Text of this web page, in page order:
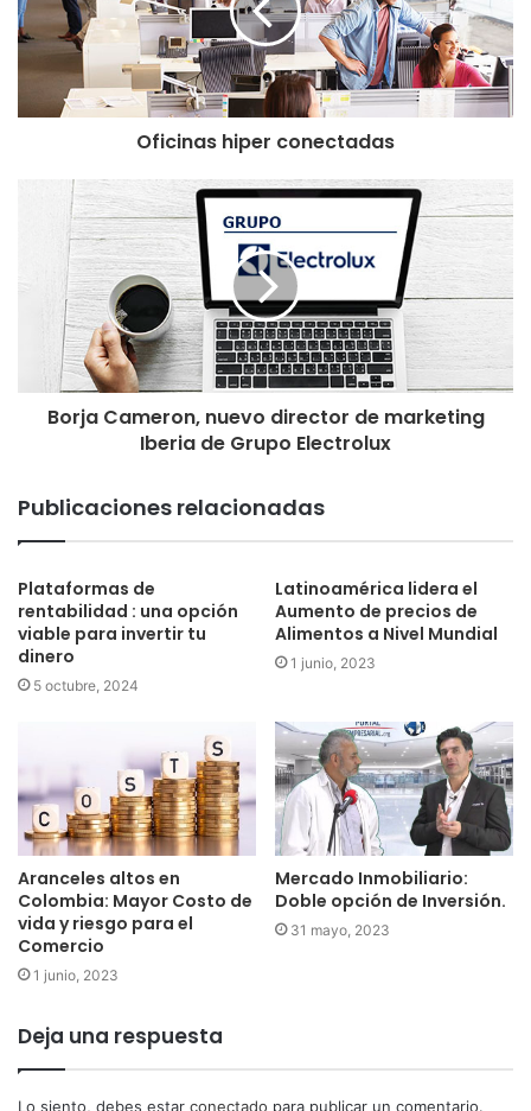
Oficinas hiper conectadas
Borja Cameron, nuevo director de marketing
Iberia de Grupo Electrolux
Publicaciones relacionadas
Plataformas de
rentabilidad : una opción
viable para invertir tu
dinero
5 octubre, 2024
Latinoamérica lidera el
Aumento de precios de
Alimentos a Nivel Mundial
1 junio, 2023
Aranceles altos en
Colombia: Mayor Costo de
vida y riesgo para el
Comercio
1 junio, 2023
Mercado Inmobiliario:
Doble opción de Inversión.
31 mayo, 2023
Deja una respuesta
Lo siento, debes estar conectado para publicar un comentario.